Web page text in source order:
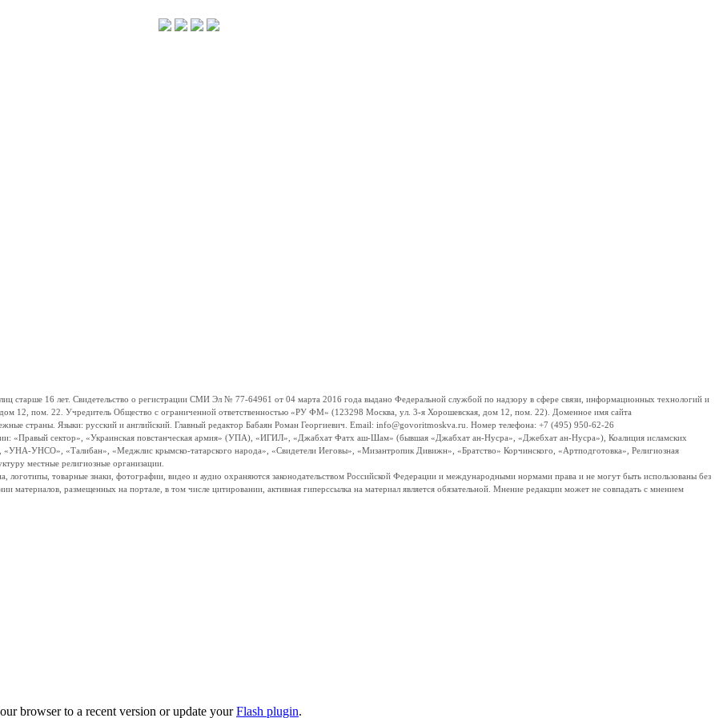
16 лет. Свидетельство о регистрации СМИ Эл № 77-64961 от 04 марта 2016 года выдано Федеральной службой по надзору в сфере связи, информационных технологий и
12, пом. 22. Учредитель Общество с ограниченной ответственностью «РУ ФМ» (123298 Москва, ул. 3-я Хорошевская, дом 12, пом. 22). Доменное имя сайта
страны. Языки: русский и английский. Главный редактор Бабаян Роман Георгиевич. Email: info@govoritmoskva.ru. Номер телефона: +7 (495) 950-62-26
«Правый сектор», «Украинская повстанческая армия» (УПА), «ИГИЛ», «Джабхат Фатх аш-Шам» (бывшая «Джабхат ан-Нусра», «Джебхат ан-Нусра»), Коалиция исламских
УНСО», «Талибан», «Меджлис крымско-татарского народа», «Свидетели Иеговы», «Мизантропик Дивижн», «Братство» Корчинского, «Артподготовка», Религиозная
местные религиозные организации.
логотипы, товарные знаки, фотографии, видео и аудио охраняются законодательством Российской Федерации и международными нормами права и не могут быть использованы без
материалов, размещенных на портале, в том числе цитировании, активная гиперссылка на материал является обязательной. Мнение редакции может не совпадать с мнением
browser to a recent version or update yourFlash plugin.